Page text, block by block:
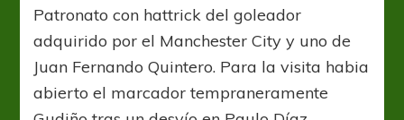
Patronato con hattrick del goleador
adquirido por el Manchester City y uno de
Juan Fernando Quintero. Para la visita habia
abierto el marcador tempraneramente